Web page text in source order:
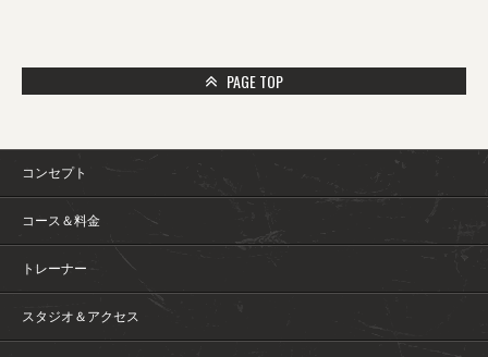
PAGE TOP
コンセプト
コース＆料金
トレーナー
スタジオ＆アクセス